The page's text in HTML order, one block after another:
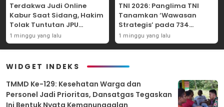
Terdakwa Judi Online
Kabur Saat Sidang, Hakim
Tolak Tuntutan JPU
Tanjung Perak karena
Gagal Hadirkan Hartono
1 minggu yang lalu
TNI 2026: Panglima TNI
Tanamkan ‘Wawasan
Strategis’ pada 734
Perwira Baru, Tekankan
Netralitas dan Integritas
1 minggu yang lalu
WIDGET INDEKS
TMMD Ke-129: Kesehatan Warga dan
Personel Jadi Prioritas, Dansatgas Tegaskan
Ini Bentuk Nyata Kemanunggalan